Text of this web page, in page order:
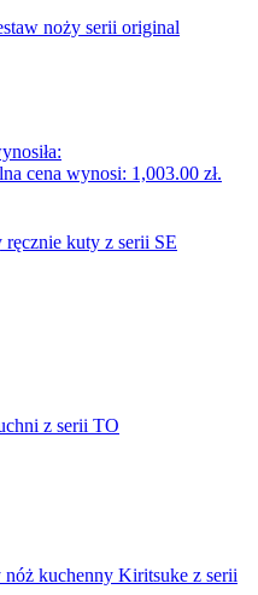
cena wynosi: 1,003.00 zł.